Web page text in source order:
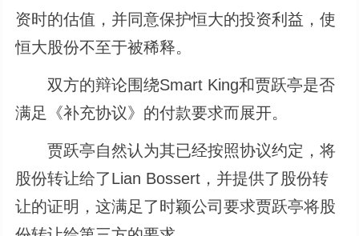
资时的估值，并同意保护恒大的投资利益，使
恒大股份不至于被稀释。
双方的辩论围绕Smart King和贾跃亭是否
满足《补充协议》的付款要求而展开。
贾跃亭自然认为其已经按照协议约定，将
股份转让给了Lian Bossert，并提供了股份转
让的证明，这满足了时颖公司要求贾跃亭将股